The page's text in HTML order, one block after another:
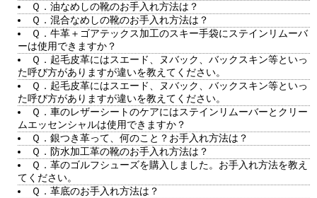
Ｑ．油なめしの靴のお手入れ方法は？
Ｑ．混合なめしの靴のお手入れ方法は？
Ｑ．牛革＋ゴアテックス加工のスキー手袋にステインリムーバ
ーは使用できますか？
Ｑ．起毛皮革にはスエード、ヌバック、バックスキン等といっ
た呼び方がありますが違いを教えてください。
Ｑ．起毛皮革にはスエード、ヌバック、バックスキン等といっ
た呼び方がありますが違いを教えてください。
Ｑ．車のレザーシートのケアにはステインリムーバーとクリー
ムエッセンシャルは使用できますか？
Ｑ．銀つき革って、何のこと？お手入れ方法は？
Ｑ．防水加工革の靴のお手入れ方法は？
Ｑ．革のゴルフシューズを購入しました。お手入れ方法を教え
てください。
Ｑ．革底のお手入れ方法は？